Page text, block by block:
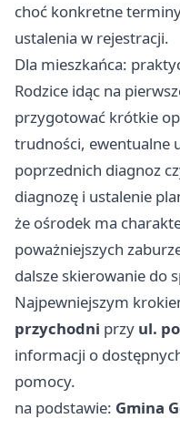
choć konkretne
ustalenia w rejestracji.
Dla mieszkańca:
Rodzice idąc na
przygotować krótkie
trudności, ewentualne
poprzednich diagnoz
diagnozę i ustalenie
że ośrodek ma
poważniejszych
dalsze skierowanie do
Najpewniejszym
przychodni przy ul.
informacji o
pomocy.
na podstawie: Gmina